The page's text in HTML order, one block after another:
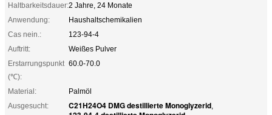
Haltbarkeitsdauer:2 Jahre, 24 Monate
Anwendung:
Haushaltschemikalien
Cas nein.:
123-94-4
Auftritt:
Weißes Pulver
Erstarrungspunkt
(℃):
60.0-70.0
Material:
Palmöl
Ausgesucht:
C21H24O4 DMG destillierte Monoglyzerid,